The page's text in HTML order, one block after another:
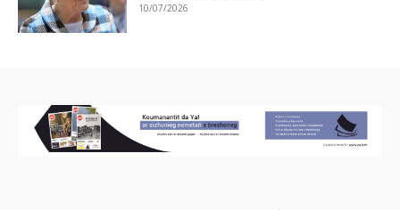
10/07/2026